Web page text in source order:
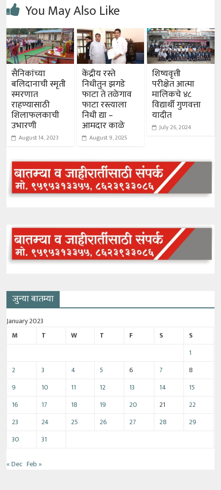
You May Also Like
सैनिकांच्या
बलिदानाची स्मृती
स्मरणात
राहण्यासाठी
शिलाफलकाची
उभारणी
August 14, 2023
केंद्रीय रस्ते
निधीतुन झगडे
फाटा ते तळेगाव
फाटा रस्त्याला
निधी द्या –
आमदार काळे
August 9, 2025
शिष्यवृत्ती
परीक्षेत आत्मा
मालिकचे ४८
विद्यार्थी गुणवत्ता
यादीत
July 26, 2024
जुन्या बातम्या
January 2023
M
T W T F S
S
1
2
3 4 5 6 7
8
9
10 11 12 13 14
15
16
17 18 19 20 21
22
23
24 25 26 27 28
29
30
31
« Dec Feb »